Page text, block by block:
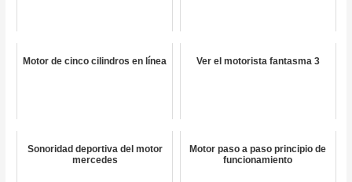
Motor de cinco cilindros en línea Ver el motorista fantasma 3
Sonoridad deportiva del motor
mercedes
Motor paso a paso principio de
funcionamiento